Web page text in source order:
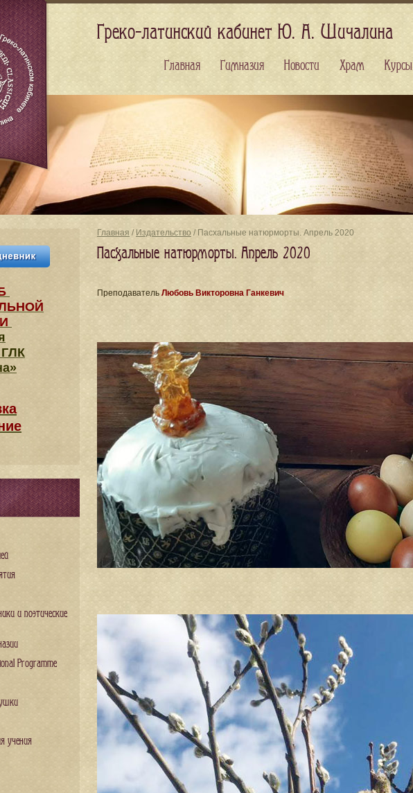
Главная / Издательство / Пасхальные натюрморты. Апрель 2020
Пасхальные натюрморты. Апрель 2020
Преподаватель Любовь Викторовна Ганкевич
ГЛК
и поэтические
Programme
учения
Греко-латинский кабинет Ю. А. Шичалина
Главная Гимназия Новости Храм Курсы